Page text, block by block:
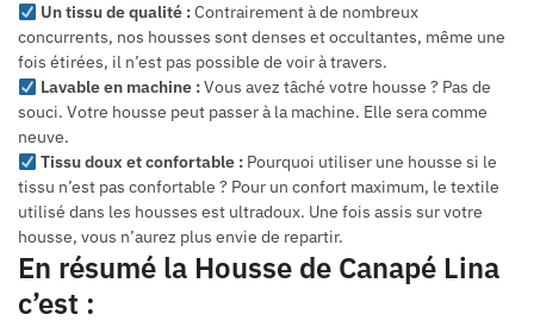
Un tissu de qualité :Contrairement à de nombreux
concurrents, nos housses sont denses et occultantes, même une
fois étirées, il n’est pas possible de voir à travers.
Lavable en machine :Vous avez tâché votre housse ? Pas de
souci. Votre housse peut passer à la machine. Elle sera comme
neuve.
Tissu doux et confortable :Pourquoi utiliser une housse si le
tissu n’est pas confortable ? Pour un confort maximum, le textile
utilisé dans les housses est ultradoux. Une fois assis sur votre
housse, vous n’aurez plus envie de repartir.
En résumé la Housse de Canapé Lina
c’est :